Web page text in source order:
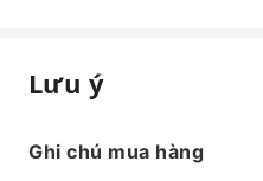
Lưu ý
Ghi chú mua hàng